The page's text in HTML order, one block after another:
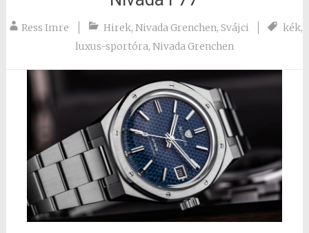
Ress Imre Hirek, Nivada Grenchen, Svájci kék,
luxus-sportóra, Nivada Grenchen